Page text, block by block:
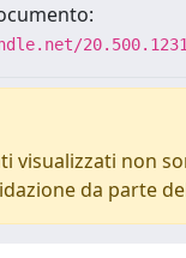
visualizzati non
da parte